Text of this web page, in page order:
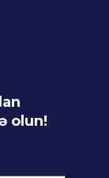
olun!